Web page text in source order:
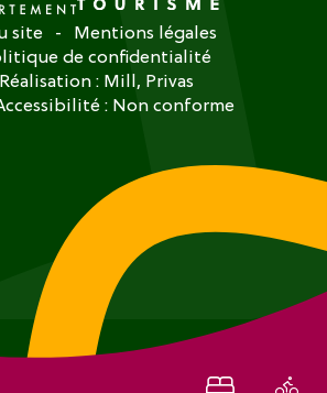
site
Mentions légales
de confidentialité
Réalisation : Mill, Privas
: Non conforme